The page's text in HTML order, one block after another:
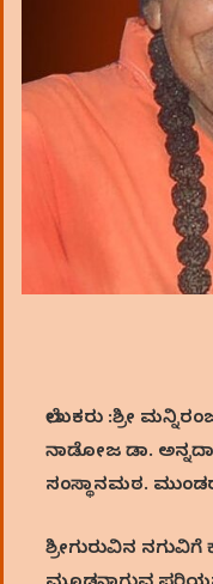
ಲೇಖಕರು :ಶ್ರೀ
ನಾಡೋಜ ಡಾ.
ಸಂಸ್ಥಾನಮಠ.
ಶ್ರೀಗುರುವಿನ